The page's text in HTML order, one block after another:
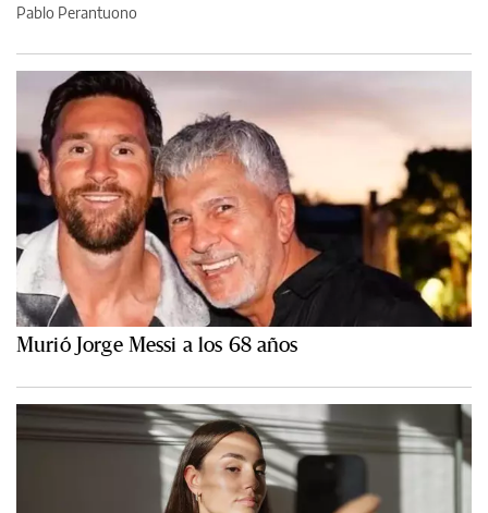
Pablo Perantuono
Murió Jorge Messi a los 68 años